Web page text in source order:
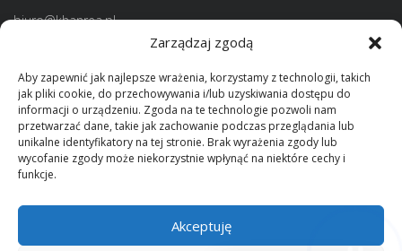
Zarządzaj zgodą
Aby zapewnić jak najlepsze wrażenia, korzystamy z technologii, takich
jak pliki cookie, do przechowywania i/lub uzyskiwania dostępu do
informacji o urządzeniu. Zgoda na te technologie pozwoli nam
przetwarzać dane, takie jak zachowanie podczas przeglądania lub
unikalne identyfikatory na tej stronie. Brak wyrażenia zgody lub
wycofanie zgody może niekorzystnie wpłynąć na niektóre cechy i
funkcje.
Akceptuję
biuro@khanrea.pl